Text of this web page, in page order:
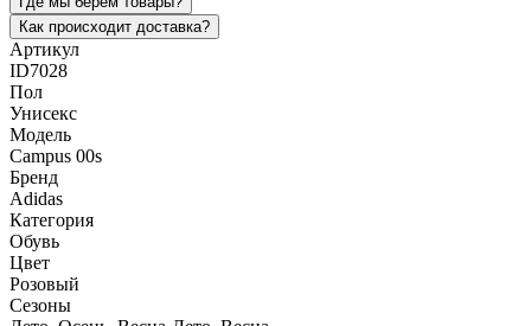
Как происходит доставка?
Артикул
ID7028
Пол
Унисекс
Модель
Campus 00s
Бренд
Adidas
Категория
Обувь
Цвет
Розовый
Сезоны